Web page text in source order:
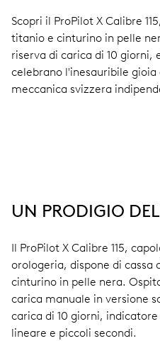
Scopri il ProPilot X Calibre
titanio e cinturino in pelle
riserva di carica di 10
celebrano l'inesauribile gioia
meccanica svizzera
UN PRODIGIO
Il ProPilot X Calibre 115,
orologeria, dispone di cassa
cinturino in pelle nera.
carica manuale in versione
carica di 10 giorni,
lineare e piccoli secondi.